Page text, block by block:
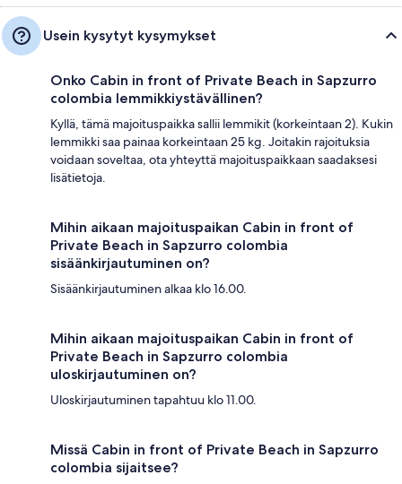
Usein kysytyt kysymykset
Onko Cabin in front of Private Beach in Sapzurro
colombia lemmikkiystävällinen?
Kyllä, tämä majoituspaikka sallii lemmikit (korkeintaan 2). Kukin
lemmikki saa painaa korkeintaan 25 kg. Joitakin rajoituksia
voidaan soveltaa, ota yhteyttä majoituspaikkaan saadaksesi
lisätietoja.
Mihin aikaan majoituspaikan Cabin in front of
Private Beach in Sapzurro colombia
sisäänkirjautuminen on?
Sisäänkirjautuminen alkaa klo 16.00.
Mihin aikaan majoituspaikan Cabin in front of
Private Beach in Sapzurro colombia
uloskirjautuminen on?
Uloskirjautuminen tapahtuu klo 11.00.
Missä Cabin in front of Private Beach in Sapzurro
colombia sijaitsee?